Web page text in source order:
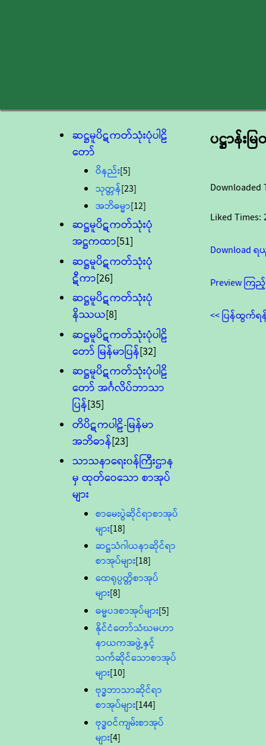
ဆဋ္ဌမူပိဋကတ်သုံးပုံပါဠိ
တော်
ဝိနည်း[5]
သုတ္တန်[23]
အဘိဓမ္မာ[12]
ဆဋ္ဌမူပိဋကတ်သုံးပုံ
အဋ္ဌကထာ[51]
ဆဋ္ဌမူပိဋကတ်သုံးပုံ
ဋီကာ[26]
ဆဋ္ဌမူပိဋကတ်သုံးပုံ
နိဿယ[8]
ဆဋ္ဌမူပိဋကတ်သုံးပုံပါဠိ
တော် မြန်မာပြန်[32]
ဆဋ္ဌမူပိဋကတ်သုံးပုံပါဠိ
တော် အင်္ဂလိပ်ဘာသာ
ပြန်[35]
တိပိဋကပါဠိ-မြန်မာ
အဘိဓာန်[23]
သာသနာရေး၀န်ကြီးဌာန
မှ ထုတ်ဝေသော စာအုပ်
များ
စာမေးပွဲဆိုင်ရာစာအုပ်
များ[18]
ဆဋ္ဌသံဂါယနာဆိုင်ရာ
စာအုပ်များ[18]
ထေရုပ္ပတ္တိစာအုပ်
များ[8]
ဓမ္မပဒစာအုပ်များ[5]
နိုင်ငံတော်သံဃမဟာ
နာယကအဖွဲ့နှင့်
သက်ဆိုင်သောစာအုပ်
များ[10]
ဗုဒ္ဓဘာသာဆိုင်ရာ
စာအုပ်များ[144]
ဗုဒ္ဓဝင်ကျမ်းစာအုပ်
များ[4]
ပဋ္ဌာန်း
Downloaded
Liked Times:
Download
Preview ကြ
<< ပြန်ထွက်ရ